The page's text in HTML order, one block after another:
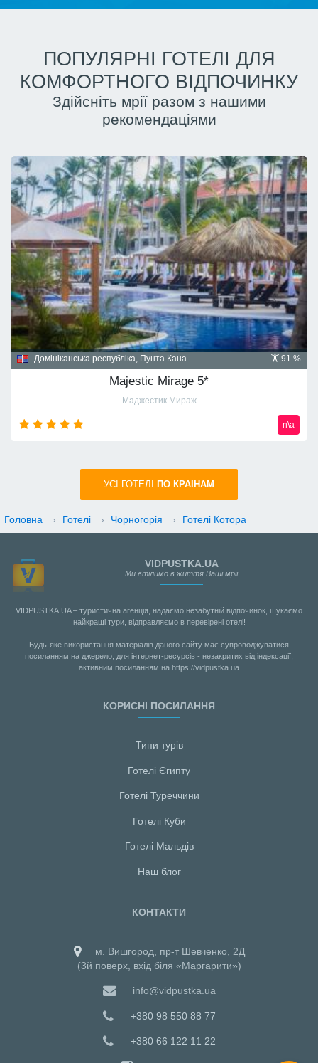
ПОПУЛЯРНІ ГОТЕЛІ ДЛЯ
КОМФОРТНОГО ВІДПОЧИНКУ
Здійсніть мрії разом з нашими
рекомендаціями
91 %
Домініканська республіка, Пунта Кана
Majestic Mirage 5*
Маджестик Мираж
n\a
УСI ГОТЕЛІ ПО КРАIНАМ
Головна › Готелі › Чорногорія › Готелі Котора
VIDPUSTKA.UA
Ми втілимо в життя Ваші мрії
VIDPUSTKA.UA – туристична агенція, надаємо незабутній відпочинок, шукаємо
найкращі тури, відправляємо в перевірені отелі!
Будь-яке використання матеріалів даного сайту має супроводжуватися
посиланням на джерело, для інтернет-ресурсів - незакритих від індексації,
активним посиланням на https://vidpustka.ua
КОРИСНІ ПОСИЛАННЯ
Типи турів
Готелі Єгипту
Готелі Туреччини
Готелі Куби
Готелі Мальдiв
Наш блог
КОНТАКТИ
м. Вишгород, пр-т Шевченко, 2Д
(3й поверх, вхід біля «Маргарити»)
info@vidpustka.ua
+380 98 550 88 77
+380 66 122 11 22